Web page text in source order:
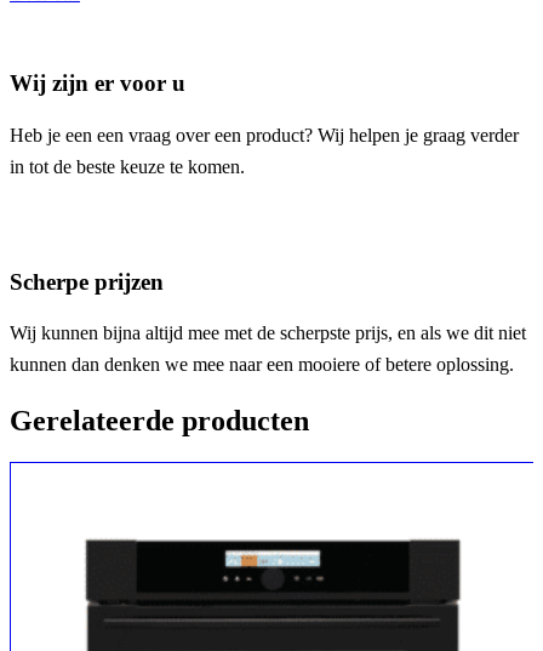
Wij zijn er voor u
Heb je een een vraag over een product? Wij helpen je graag verder
in tot de beste keuze te komen.
Scherpe prijzen
Wij kunnen bijna altijd mee met de scherpste prijs, en als we dit niet
kunnen dan denken we mee naar een mooiere of betere oplossing.
Gerelateerde producten